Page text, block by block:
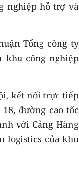
nghiệp hỗ trợ và
Tổng công ty
khu công nghiệp
kết nối trực tiếp
đường cao tốc
với Cảng Hàng
logistics của khu